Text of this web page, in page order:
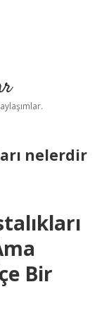
nelerdir
Bir